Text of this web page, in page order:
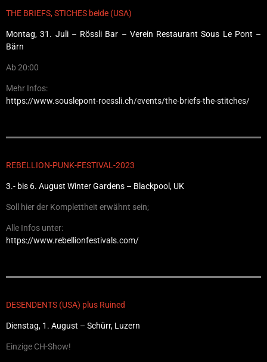
THE BRIEFS, STICHES beide (USA)
Montag, 31. Juli – Rössli Bar – Verein Restaurant Sous Le Pont –
Bärn
Ab 20:00
Mehr Infos:
https://www.souslepont-roessli.ch/events/the-briefs-the-stitches/
REBELLION-PUNK-FESTIVAL-2023
3.- bis 6. August Winter Gardens – Blackpool, UK
Soll hier der Komplettheit erwähnt sein;
Alle Infos unter:
https://www.rebellionfestivals.com/
DESENDENTS (USA) plus Ruined
Dienstag, 1. August – Schürr, Luzern
Einzige CH-Show!